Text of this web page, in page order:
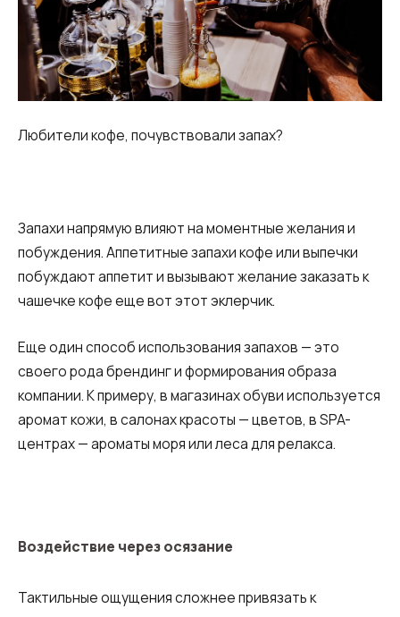
Любители кофе, почувствовали запах?
Запахи напрямую влияют на моментные желания и
побуждения. Аппетитные запахи кофе или выпечки
побуждают аппетит и вызывают желание заказать к
чашечке кофе еще вот этот эклерчик.
Еще один способ использования запахов — это
своего рода брендинг и формирования образа
компании. К примеру, в магазинах обуви используется
аромат кожи, в салонах красоты — цветов, в SPA-
центрах — ароматы моря или леса для релакса.
Воздействие через осязание
Тактильные ощущения сложнее привязать к